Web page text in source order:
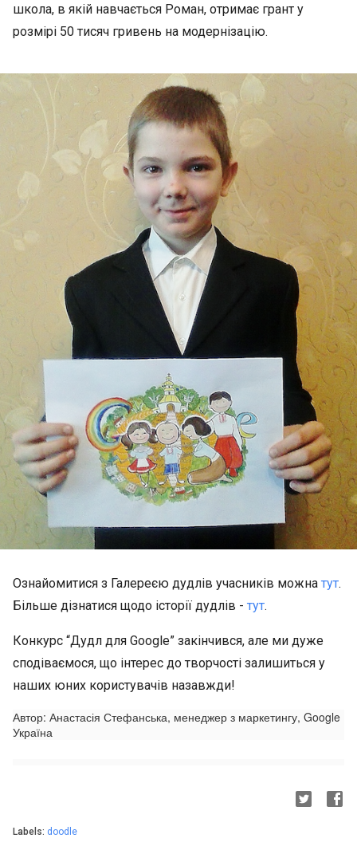
школа, в якій навчається Роман, отримає грант у
розмірі 50 тисяч гривень на модернізацію.
Ознайомитися з Галереєю дудлів учасників можна тут.
Більше дізнатися щодо історії дудлів - тут.
Конкурс “Дудл для Google” закінчився, але ми дуже
сподіваємося, що інтерес до творчості залишиться у
наших юних користувачів назавжди!
Автор: Анастасія Стефанська, менеджер з маркетингу, Google
Україна
Labels: doodle